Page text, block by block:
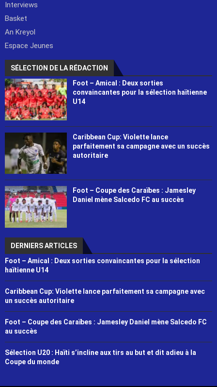
Interviews
Basket
An Kreyol
Espace Jeunes
SÉLECTION DE LA RÉDACTION
Foot – Amical : Deux sorties
convaincantes pour la sélection haïtienne
U14
Caribbean Cup: Violette lance
parfaitement sa campagne avec un succès
autoritaire
Foot – Coupe des Caraïbes : Jamesley
Daniel mène Salcedo FC au succès
DERNIERS ARTICLES
Foot – Amical : Deux sorties convaincantes pour la sélection
haïtienne U14
Caribbean Cup: Violette lance parfaitement sa campagne avec
un succès autoritaire
Foot – Coupe des Caraïbes : Jamesley Daniel mène Salcedo FC
au succès
Sélection U20 : Haïti s’incline aux tirs au but et dit adieu à la
Coupe du monde